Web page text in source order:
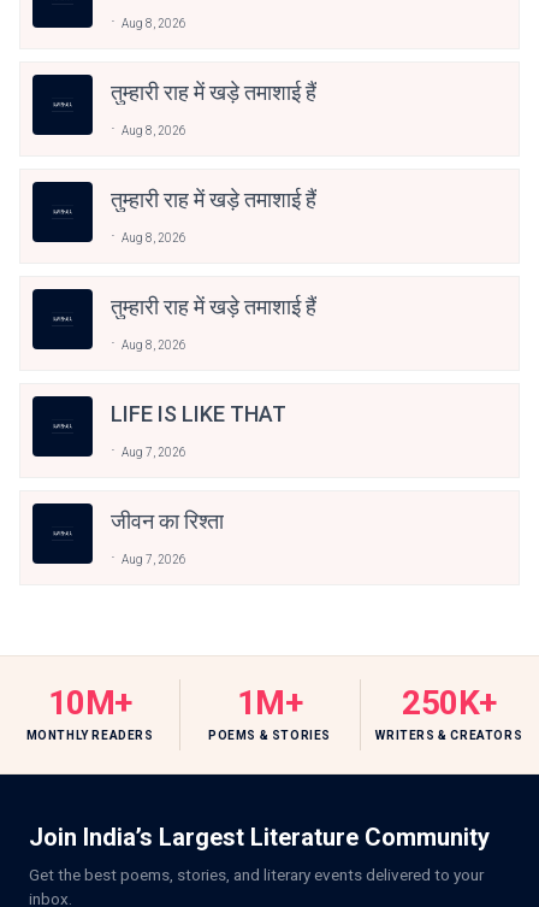
Aug 8, 2026
तुम्हारी राह में खड़े तमाशाई हैं
Aug 8, 2026
तुम्हारी राह में खड़े तमाशाई हैं
Aug 8, 2026
तुम्हारी राह में खड़े तमाशाई हैं
Aug 8, 2026
LIFE IS LIKE THAT
Aug 7, 2026
जीवन का रिश्ता
Aug 7, 2026
10M+
MONTHLY READERS
1M+
POEMS & STORIES
250K+
WRITERS & CREATORS
Join India’s Largest Literature Community
Get the best poems, stories, and literary events delivered to your
inbox.